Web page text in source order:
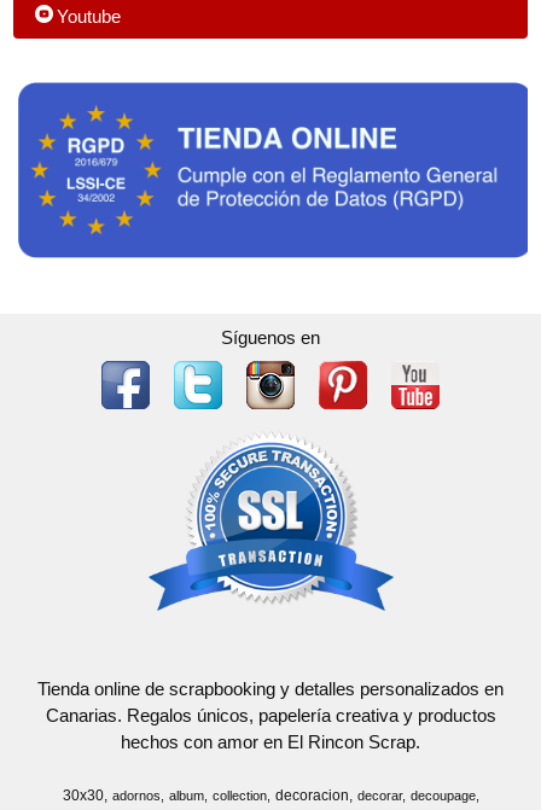
Youtube
Síguenos en
Tienda online de scrapbooking y detalles personalizados en
Canarias. Regalos únicos, papelería creativa y productos
hechos con amor en El Rincon Scrap.
30x30 adornos album collection decoracion decorar
decoupage